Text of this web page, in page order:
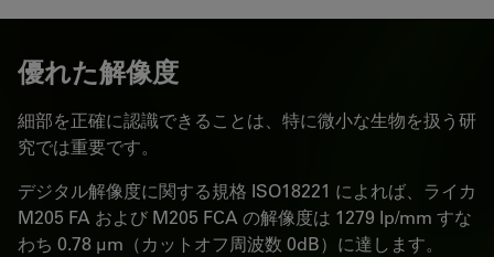
優れた解像度
細部を正確に認識できることは、特に微小な生物を扱う研
究では重要です。
デジタル解像度に関する規格 ISO18221 によれば、ライカ
M205 FA および M205 FCA の解像度は 1279 lp/mm すな
わち 0.78 μm（カットオフ周波数 0dB）に達します。